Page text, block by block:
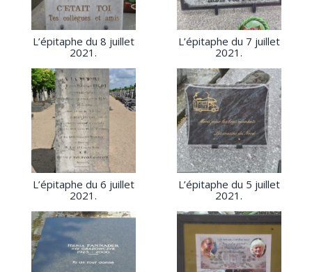
L’épitaphe du 8 juillet
2021.
L’épitaphe du 7 juillet
2021.
L’épitaphe du 6 juillet
2021.
L’épitaphe du 5 juillet
2021.